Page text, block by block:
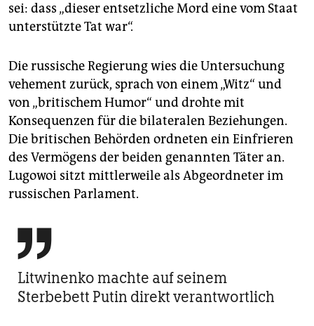
sei: dass „dieser entsetzliche Mord eine vom Staat
unterstützte Tat war“.
Die russische Regierung wies die Untersuchung
vehement zurück, sprach von einem „Witz“ und
von „britischem Humor“ und drohte mit
Konsequenzen für die bilateralen Beziehungen.
Die britischen Behörden ordneten ein Einfrieren
des Vermögens der beiden genannten Täter an.
Lugowoi sitzt mittlerweile als Abgeordneter im
russischen Parlament.

Litwinenko machte auf seinem
Sterbebett Putin direkt verantwortlich